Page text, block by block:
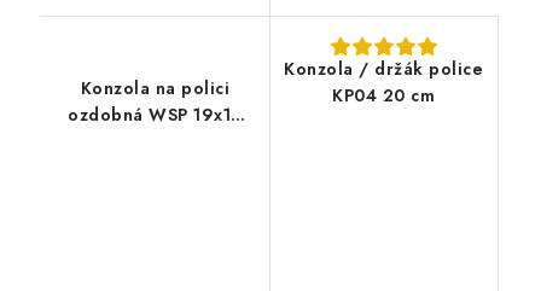
Konzola na polici
ozdobná WSP 19x14
Konzola / držák police
KP04 20 cm